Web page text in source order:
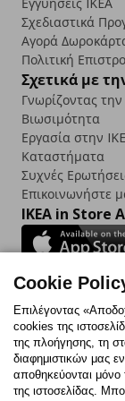
Σχεδιαστικά
Αγορά
Πολιτική
Σχετικά με
Γνωρίζοντας την
Βιωσιμότητα
Εργασία στην
Καταστήματα
Συχνές
Επικοινωνήστε
IKEA in Store
Follow us:
Facebook
Cookie
Επιλέγοντας
cookies της
της πλοήγησης, τη
διαφημιστικών μας
αποθηκεύονται μόνο
της ιστοσελίδας.